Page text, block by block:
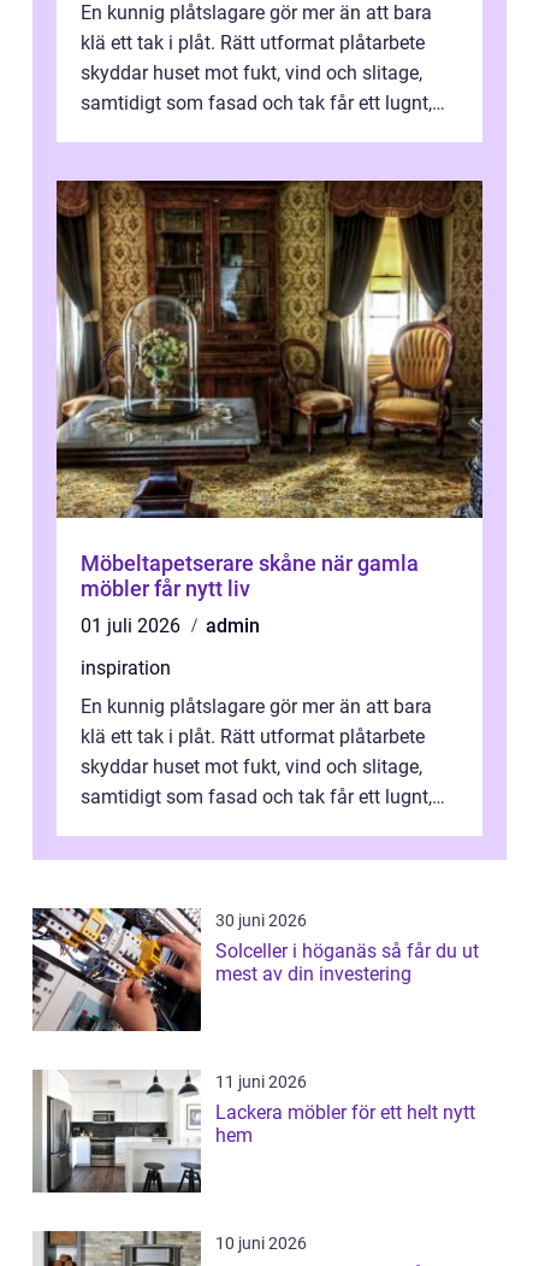
En kunnig plåtslagare gör mer än att bara
klä ett tak i plåt. Rätt utformat plåtarbete
skyddar huset mot fukt, vind och slitage,
samtidigt som fasad och tak får ett lugnt,
Möbeltapetserare skåne när gamla
möbler får nytt liv
01 juli 2026
admin
inspiration
En kunnig plåtslagare gör mer än att bara
klä ett tak i plåt. Rätt utformat plåtarbete
skyddar huset mot fukt, vind och slitage,
samtidigt som fasad och tak får ett lugnt,
30 juni 2026
Solceller i höganäs så får du ut
mest av din investering
11 juni 2026
Lackera möbler för ett helt nytt
hem
10 juni 2026